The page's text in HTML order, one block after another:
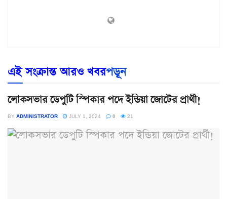
এই সংক্রান্ত আরও খবরপড়ূন
লোকসভার ডেপুটি স্পিকার পদে ইন্ডিয়া জোটের প্রার্থী!
BY ADMINISTRATOR JULY 1, 2024 0 21